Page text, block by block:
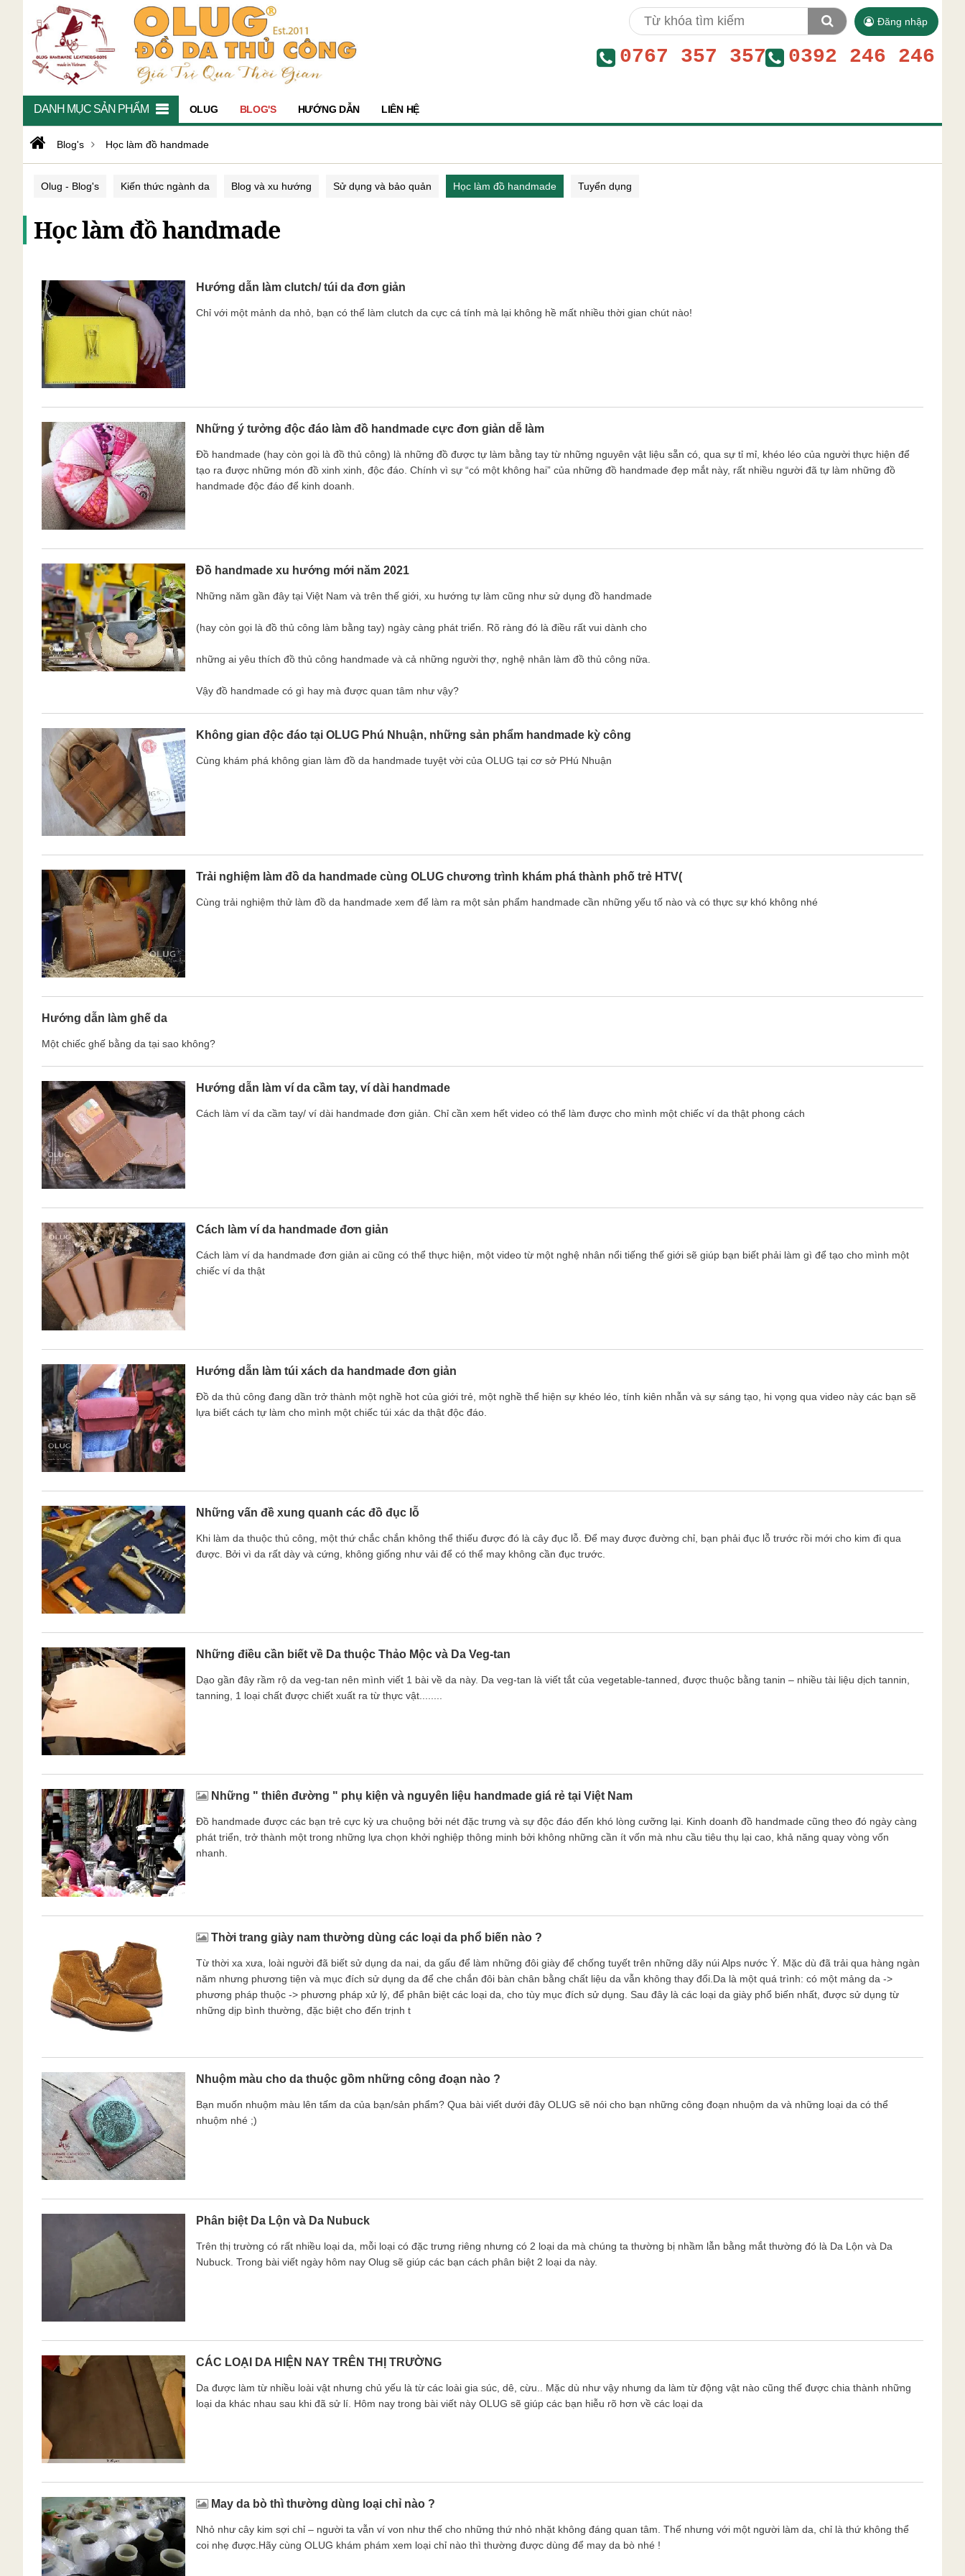
Đăng nhập
0767 357 357 0392 246 246
DANH MỤC SẢN PHẨM OLUG BLOG'S HƯỚNG DẪN LIÊN HỆ
Blog's Học làm đồ handmade
Olug - Blog's Kiến thức ngành da Blog và xu hướng Sử dụng và bảo quản Học làm đồ handmade Tuyển dụng
Học làm đồ handmade
Hướng dẫn làm clutch/ túi da đơn giản
Chỉ với một mảnh da nhỏ, bạn có thể làm clutch da cực cá tính mà lại không hề mất nhiều thời gian chút nào!
Những ý tưởng độc đáo làm đồ handmade cực đơn giản dễ làm
Đồ handmade (hay còn gọi là đồ thủ công) là những đồ được tự làm bằng tay từ những nguyên vật liệu sẵn có, qua sự tỉ mỉ, khéo léo của người thực hiện để
tạo ra được những món đồ xinh xinh, độc đáo. Chính vì sự “có một không hai” của những đồ handmade đẹp mắt này, rất nhiều người đã tự làm những đồ
handmade độc đáo để kinh doanh.
Đồ handmade xu hướng mới năm 2021
Những năm gần đây tại Việt Nam và trên thế giới, xu hướng tự làm cũng như sử dụng đồ handmade
(hay còn gọi là đồ thủ công làm bằng tay) ngày càng phát triển. Rõ ràng đó là điều rất vui dành cho
những ai yêu thích đồ thủ công handmade và cả những người thợ, nghệ nhân làm đồ thủ công nữa.
Vậy đồ handmade có gì hay mà được quan tâm như vậy?
Không gian độc đáo tại OLUG Phú Nhuận, những sản phẩm handmade kỳ công
Cùng khám phá không gian làm đồ da handmade tuyệt vời của OLUG tại cơ sở PHú Nhuận
Trải nghiệm làm đồ da handmade cùng OLUG chương trình khám phá thành phố trẻ HTV(
Cùng trải nghiệm thử làm đồ da handmade xem để làm ra một sản phẩm handmade cần những yếu tố nào và có thực sự khó không nhé
Hướng dẫn làm ghế da
Một chiếc ghế bằng da tại sao không?
Hướng dẫn làm ví da cầm tay, ví dài handmade
Cách làm ví da cầm tay/ ví dài handmade đơn giản. Chỉ cần xem hết video có thể làm được cho mình một chiếc ví da thật phong cách
Cách làm ví da handmade đơn giản
Cách làm ví da handmade đơn giản ai cũng có thể thực hiện, một video từ một nghệ nhân nổi tiếng thế giới sẽ giúp bạn biết phải làm gì để tạo cho mình một
chiếc ví da thật
Hướng dẫn làm túi xách da handmade đơn giản
Đồ da thủ công đang dần trở thành một nghề hot của giới trẻ, một nghề thể hiện sự khéo léo, tính kiên nhẫn và sự sáng tạo, hi vọng qua video này các bạn sẽ
lựa biết cách tự làm cho mình một chiếc túi xác da thật độc đáo.
Những vấn đề xung quanh các đồ đục lỗ
Khi làm da thuộc thủ công, một thứ chắc chắn không thể thiếu được đó là cây đục lỗ. Để may được đường chỉ, bạn phải đục lỗ trước rồi mới cho kim đi qua
được. Bởi vì da rất dày và cứng, không giống như vải để có thể may không cần đục trước.
Những điều cần biết về Da thuộc Thảo Mộc và Da Veg-tan
Dạo gần đây rầm rộ da veg-tan nên mình viết 1 bài về da này. Da veg-tan là viết tắt của vegetable-tanned, được thuộc bằng tanin – nhiều tài liệu dịch tannin,
tanning, 1 loại chất được chiết xuất ra từ thực vật........
Những " thiên đường " phụ kiện và nguyên liệu handmade giá rẻ tại Việt Nam
Đồ handmade được các bạn trẻ cực kỳ ưa chuộng bởi nét đặc trưng và sự độc đáo đến khó lòng cưỡng lại. Kinh doanh đồ handmade cũng theo đó ngày càng
phát triển, trở thành một trong những lựa chọn khởi nghiệp thông minh bởi không những cần ít vốn mà nhu cầu tiêu thụ lại cao, khả năng quay vòng vốn
nhanh.
Thời trang giày nam thường dùng các loại da phổ biến nào ?
Từ thời xa xưa, loài người đã biết sử dụng da nai, da gấu để làm những đôi giày để chống tuyết trên những dãy núi Alps nước Ý. Mặc dù đã trải qua hàng ngàn
năm nhưng phương tiện và mục đích sử dụng da để che chắn đôi bàn chân bằng chất liệu da vẫn không thay đổi.Da là một quá trình: có một mảng da ->
phương pháp thuộc -> phương pháp xử lý, để phân biệt các loại da, cho tùy mục đích sử dụng. Sau đây là các loại da giày phổ biến nhất, được sử dụng từ
những dịp bình thường, đặc biệt cho đến trịnh t
Nhuộm màu cho da thuộc gồm những công đoạn nào ?
Bạn muốn nhuộm màu lên tấm da của bạn/sản phẩm? Qua bài viết dưới đây OLUG sẽ nói cho bạn những công đoạn nhuộm da và những loại da có thể
nhuộm nhé ;)
Phân biệt Da Lộn và Da Nubuck
Trên thị trường có rất nhiều loại da, mỗi loại có đặc trưng riêng nhưng có 2 loại da mà chúng ta thường bị nhầm lẫn bằng mắt thường đó là Da Lộn và Da
Nubuck. Trong bài viết ngày hôm nay Olug sẽ giúp các bạn cách phân biệt 2 loại da này.
CÁC LOẠI DA HIỆN NAY TRÊN THỊ TRƯỜNG
Da được làm từ nhiều loài vật nhưng chủ yếu là từ các loài gia súc, dê, cừu.. Mặc dù như vậy nhưng da làm từ động vật nào cũng thế được chia thành những
loại da khác nhau sau khi đã sử lí. Hôm nay trong bài viết này OLUG sẽ giúp các bạn hiễu rõ hơn về các loại da
May da bò thì thường dùng loại chỉ nào ?
Nhỏ như cây kim sợi chỉ – người ta vẫn ví von như thế cho những thứ nhỏ nhặt không đáng quan tâm. Thế nhưng với một người làm da, chỉ là thứ không thể
coi nhẹ được.Hãy cùng OLUG khám phám xem loại chỉ nào thì thường được dùng để may da bò nhé !